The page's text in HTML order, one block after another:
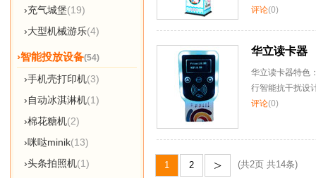
›充气城堡(19)
›大型机械游乐(4)
›智能投放设备(54)
›手机壳打印机(3)
›自动冰淇淋机(1)
›棉花糖机(2)
›咪哒minik(13)
›头条拍照机(1)
评论(0)
华立读卡器
华立读卡器特色
行智能抗干扰设
评论(0)
1 2 > (共2页 共14条)